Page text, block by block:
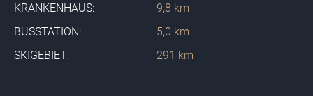
KRANKENHAUS:
BUSSTATION:
SKIGEBIET:
9,8 km
5,0 km
291 km